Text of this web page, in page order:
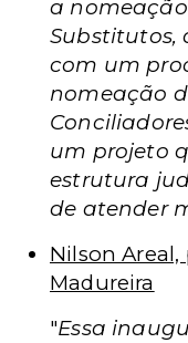
a
Substitutos,
com um
nomeação
um projeto
estrutura
de atender
Nilson Areal,
Madureira
"Essa